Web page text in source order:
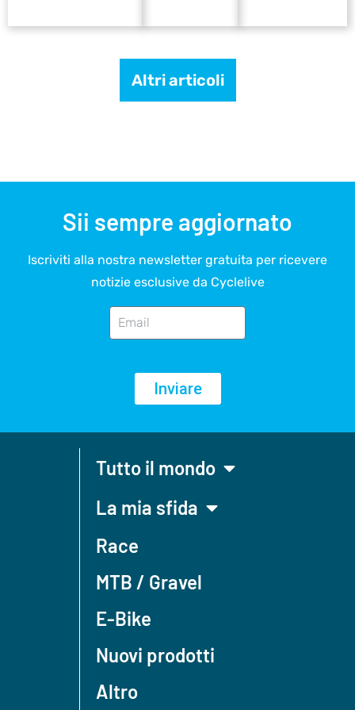
Altri articoli
Sii sempre aggiornato
Iscriviti alla nostra newsletter gratuita per ricevere
notizie esclusive da Cyclelive
Inviare
Tutto il mondo
La mia sfida
Race
MTB / Gravel
E-Bike
Nuovi prodotti
Altro